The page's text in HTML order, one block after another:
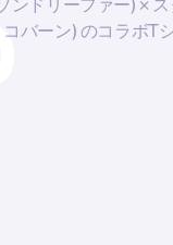
バーン) のコラボT